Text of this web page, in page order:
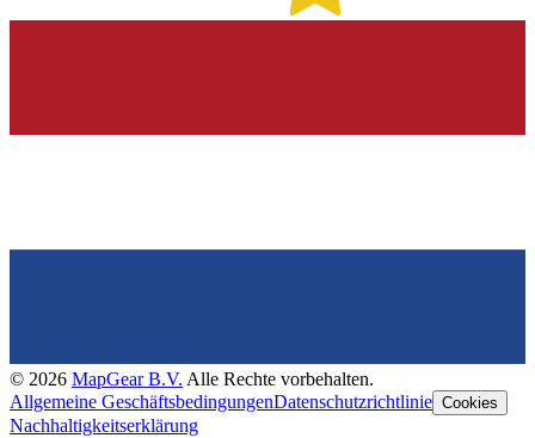
© 2026 MapGear B.V. Alle Rechte vorbehalten.
Allgemeine GeschäftsbedingungenDatenschutzrichtlinie Cookies
Nachhaltigkeitserklärung